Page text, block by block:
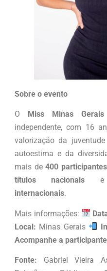
Sobre o evento
O Miss Minas
independente, com 16
valorização da
autoestima e da
mais de400
títulos nacionais
internacionais.
Mais informações:
Local: Minas Gerais
Acompanhe a
Fonte: Gabriel Vieira